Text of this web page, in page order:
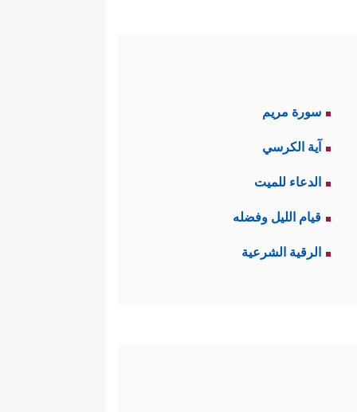
سورة مريم
آية الكرسي
الدعاء للميت
قيام الليل وفضله
الرقية الشرعية